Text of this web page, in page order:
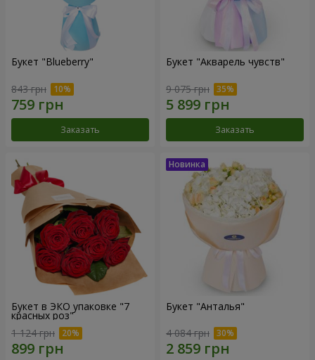
Букет "Blueberry"
843 грн
Заказать
Букет "Акварель чувств"
9 075 грн
Заказать
Букет в ЭКО упаковке "7
красных роз"
1 124 грн
Букет "Анталья"
4 084 грн